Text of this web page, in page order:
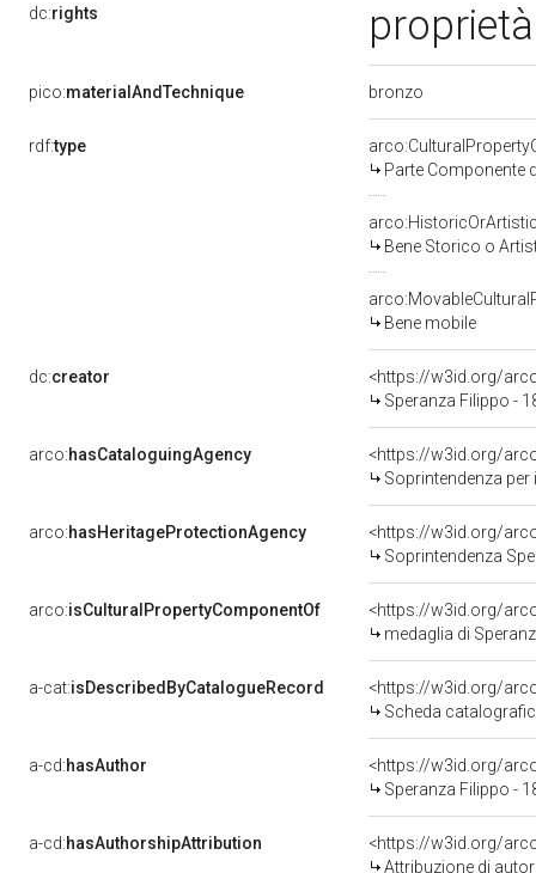
dc:rights
pico:materialAndTechnique bronzo
rdf:type
Parte Componente
Bene Storico o
Bene mobile
dc:creator
<https://w3id.org/
Speranza Filippo -
arco:hasCataloguingAgency
<https://w3id.org/
Soprintendenza
arco:hasHeritageProtectionAgency
<https://w3id.org/
Soprintendenza
arco:isCulturalPropertyComponentOf
<https://w3id.org/
medaglia di
a-cat:isDescribedByCatalogueRecord
<https://w3id.org/
Scheda
a-cd:hasAuthor
<https://w3id.org/
Speranza Filippo -
a-cd:hasAuthorshipAttribution
<https://w3id.org/
Attribuzione di